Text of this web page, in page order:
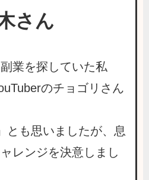
さん
業を探していた私
のチョゴリさん
とも思いましたが、息
レンジを決意しまし